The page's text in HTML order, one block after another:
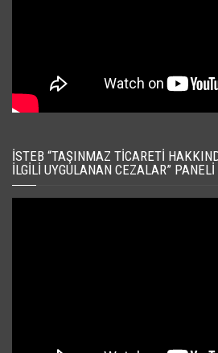
İSTEB “TAŞINMAZ TICARETI
İLGILI UYGULANAN CEZALAR”